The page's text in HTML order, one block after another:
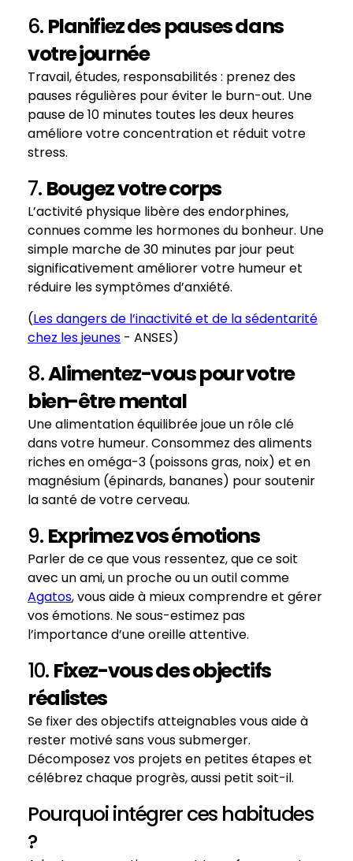
6. Planifiez des pauses dans
votre journée
Travail, études, responsabilités : prenez des
pauses régulières pour éviter le burn-out. Une
pause de 10 minutes toutes les deux heures
améliore votre concentration et réduit votre
stress.
7. Bougez votre corps
L’activité physique libère des endorphines,
connues comme les hormones du bonheur. Une
simple marche de 30 minutes par jour peut
significativement améliorer votre humeur et
réduire les symptômes d’anxiété.
(Les dangers de l’inactivité et de la sédentarité
chez les jeunes - ANSES)
8.Alimentez-vous pour votre
bien-être mental
Une alimentation équilibrée joue un rôle clé
dans votre humeur. Consommez des aliments
riches en oméga-3 (poissons gras, noix) et en
magnésium (épinards, bananes) pour soutenir
la santé de votre cerveau.
9. Exprimez vos émotions
Parler de ce que vous ressentez, que ce soit
avec un ami, un proche ou un outil comme
Agatos, vous aide à mieux comprendre et gérer
vos émotions. Ne sous-estimez pas
l’importance d’une oreille attentive.
10. Fixez-vous des objectifs
réalistes
Se fixer des objectifs atteignables vous aide à
rester motivé sans vous submerger.
Décomposez vos projets en petites étapes et
célébrez chaque progrès, aussi petit soit-il.
Pourquoi intégrer ces habitudes
?